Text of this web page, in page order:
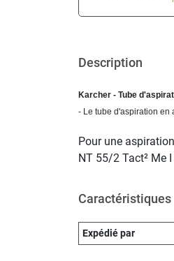
Description
Karcher - Tube
- Le tube d'aspiration en
Pour une
NT 55/2 Tact² Me
Caractéristiques
Expédié par